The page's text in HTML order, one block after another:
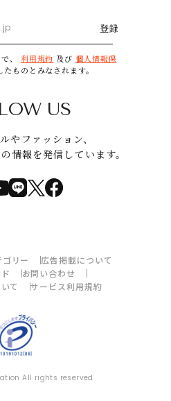
登録
、 利用規約 及び 個人情報保
たものとみなされます。
US
やファッション、
情報を発信しています。
リー
広告掲載について
お問い合わせ
て
サービス利用規約
All rights reserved